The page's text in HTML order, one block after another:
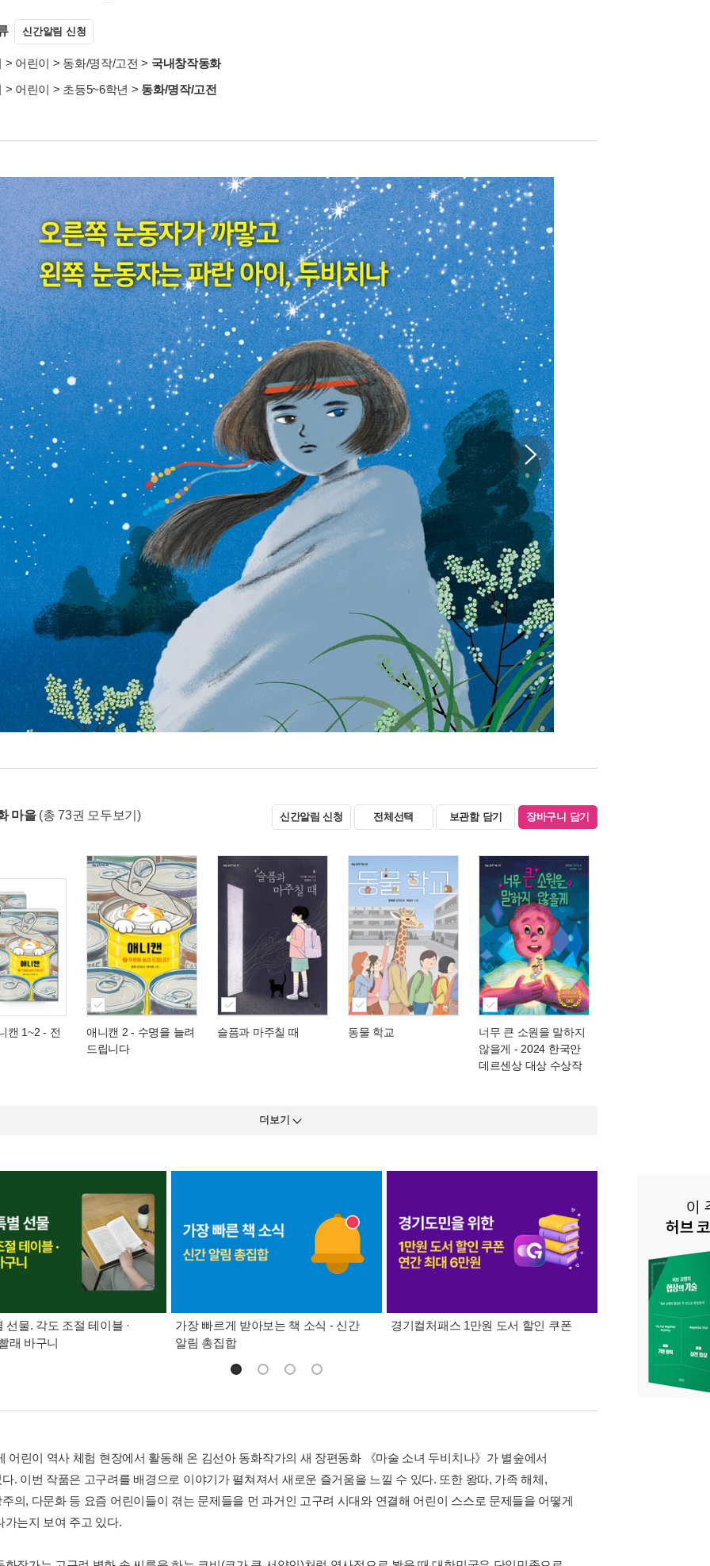
신간알림 신청
> 어린이 > 동화/명작/고전 > 국내창작동화
> 어린이 > 초등5~6학년 > 동화/명작/고전
마을 (총 73권 모두보기) 신간알림 신청 전체선택 보관함 담기 장바구니 담기
캔 1~2 - 전 애니캔 2 - 수명을 늘려
드립니다
슬픔과 마주칠 때 동물 학교
너무 큰 소원을 말하지
않을게 - 2024 한국안
데르센상 대상 수상작
더보기
선물. 각도 조절 테이블 ·
래 바구니
가장 빠르게 받아보는 책 소식 - 신간
알림 총집합
경기컬처패스 1만원 도서 할인 쿠폰 삼성카드가 쏜다! 알
어린이 역사 체험 현장에서 활동해 온 김선아 동화작가의 새 장편동화 《마술 소녀 두비치나》가 별숲에서
. 이번 작품은 고구려를 배경으로 이야기가 펼쳐져서 새로운 즐거움을 느낄 수 있다. 또한 왕따, 가족 해체,
의, 다문화 등 요즘 어린이들이 겪는 문제들을 먼 과거인 고구려 시대와 연결해 어린이 스스로 문제들을 어떻게
가는지 보여 주고 있다.